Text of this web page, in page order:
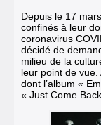
Depuis le 17
confinés à leur
coronavirus
décidé de
milieu de la
leur point de vue.
dont l’album «
« Just Come